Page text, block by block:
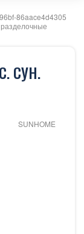
86aace4d4305
СУН.
SUNHOME